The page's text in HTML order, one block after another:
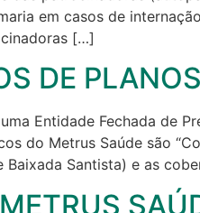
em casos de
[…]
DE
Entidade Fechada de
do Metrus Saúde são
Baixada Santista) e as